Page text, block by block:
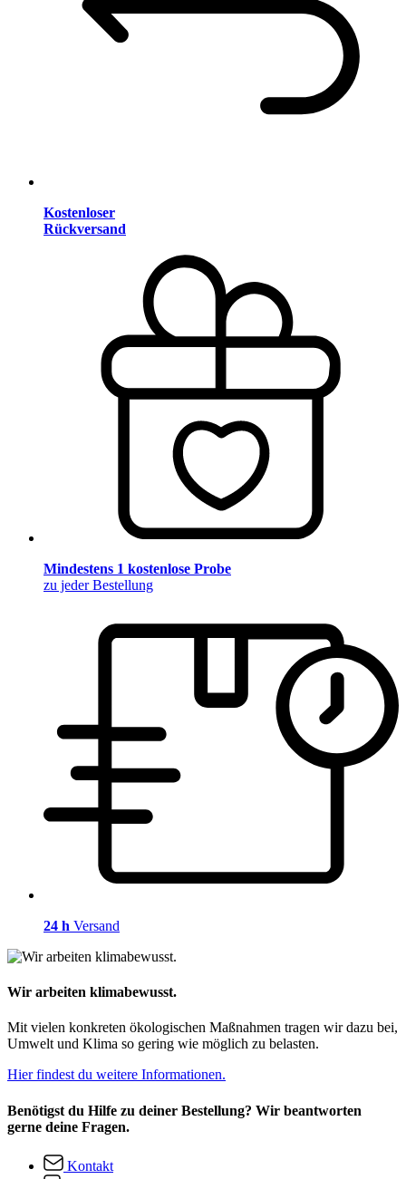
Kostenloser
Rückversand
Mindestens 1 kostenlose Probe
zu jeder Bestellung
24 h Versand
Wir arbeiten klimabewusst.
Mit vielen konkreten ökologischen Maßnahmen tragen wir dazu bei,
Umwelt und Klima so gering wie möglich zu belasten.
Hier findest du weitere Informationen.
Benötigst du Hilfe zu deiner Bestellung? Wir beantworten
gerne deine Fragen.
Kontakt